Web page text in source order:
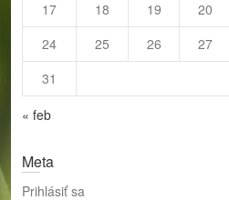
17
18 19 20
24
25 26 27
31
« feb
Meta
Prihlásiť sa